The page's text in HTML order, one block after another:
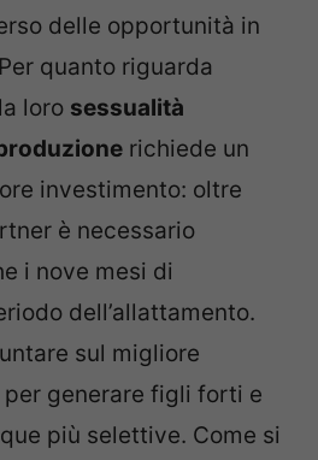
delle opportunità in
quanto riguarda
loro sessualità
richiede un
investimento: oltre
è necessario
i nove mesi di
dell’allattamento.
sul migliore
generare figli forti e
più selettive. Come si